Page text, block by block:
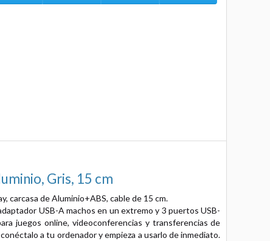
Gris, 15 cm
carcasa de Aluminio+ABS, cable de 15 cm.
USB-A machos en un extremo y 3 puertos USB-
juegos online, videoconferencias y transferencias de
a tu ordenador y empieza a usarlo de inmediato.